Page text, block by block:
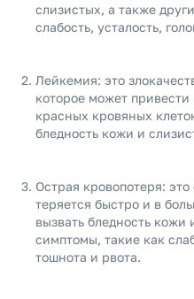
слизистых, а также
слабость, усталость,
Лейкемия: это
которое может
красных кровяных
бледность кожи и
Острая кровопотеря:
теряется быстро и в
вызвать бледность кожи
симптомы, такие как
тошнота и рвота.